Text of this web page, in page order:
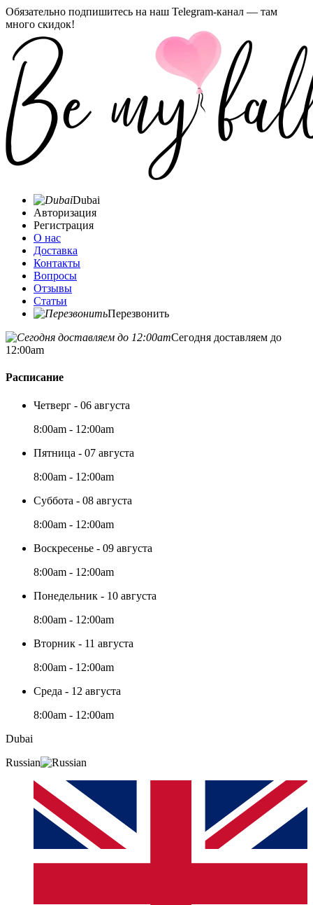
Обязательно подпишитесь на наш Telegram-канал — там
много скидок!
Dubai
Авторизация
Регистрация
О нас
Доставка
Контакты
Вопросы
Отзывы
Статьи
Перезвонить
Сегодня доставляем до
12:00am
Расписание
Четверг - 06 августа
8:00am - 12:00am
Пятница - 07 августа
8:00am - 12:00am
Суббота - 08 августа
8:00am - 12:00am
Воскресенье - 09 августа
8:00am - 12:00am
Понедельник - 10 августа
8:00am - 12:00am
Вторник - 11 августа
8:00am - 12:00am
Среда - 12 августа
8:00am - 12:00am
Dubai
Russian